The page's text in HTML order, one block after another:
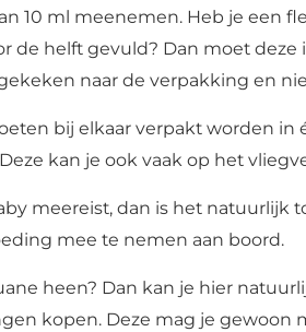
10 ml meenemen. Heb je een
de helft gevuld? Dan moet deze
naar de verpakking en
bij elkaar verpakt worden in
kan je ook vaak op het
meereist, dan is het natuurlijk
mee te nemen aan boord.
heen? Dan kan je hier
kopen. Deze mag je gewoon